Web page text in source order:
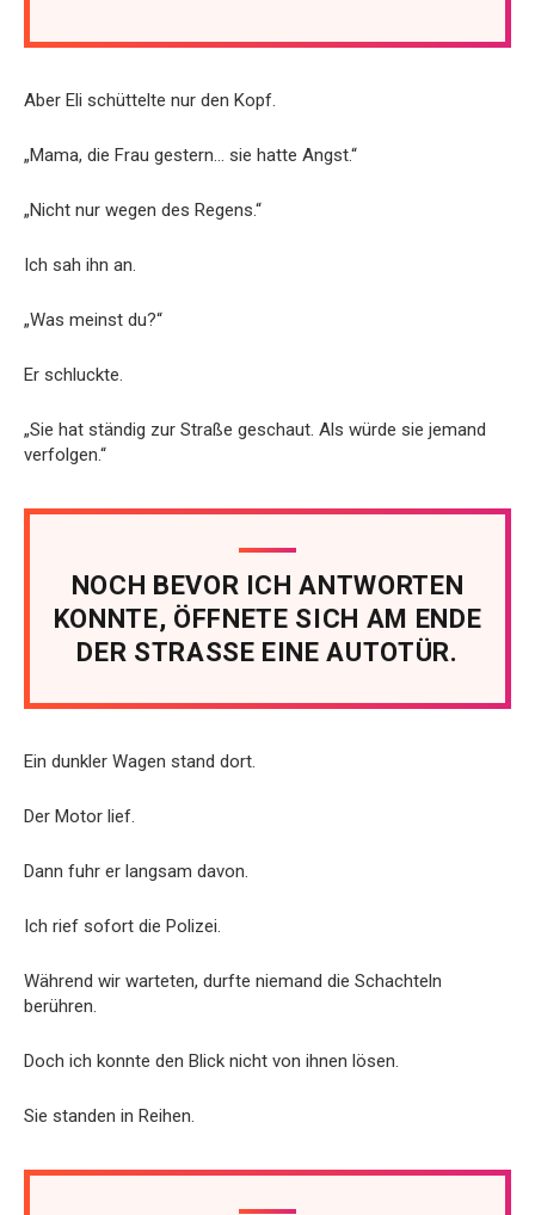
Aber Eli schüttelte nur den Kopf.
„Mama, die Frau gestern… sie hatte Angst.“
„Nicht nur wegen des Regens.“
Ich sah ihn an.
„Was meinst du?“
Er schluckte.
„Sie hat ständig zur Straße geschaut. Als würde sie jemand
verfolgen.“
NOCH BEVOR ICH ANTWORTEN
KONNTE, ÖFFNETE SICH AM ENDE
DER STRASSE EINE AUTOTÜR.
Ein dunkler Wagen stand dort.
Der Motor lief.
Dann fuhr er langsam davon.
Ich rief sofort die Polizei.
Während wir warteten, durfte niemand die Schachteln
berühren.
Doch ich konnte den Blick nicht von ihnen lösen.
Sie standen in Reihen.